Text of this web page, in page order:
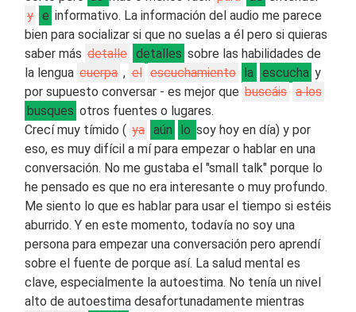
y e informativo. La información del audio me parece
bien para socializar si que no suelas a él pero si quieras
saber más detalle detalles sobre las habilidades de
la lengua cuerpa , el escuchamiento la escucha y
por supuesto conversar - es mejor que buscáis a los
busques otros fuentes o lugares.
Crecí muy tímido ( ya aún lo soy hoy en día) y por
eso, es muy difícil a mí para empezar o hablar en una
conversación. No me gustaba el "small talk" porque lo
he pensado es que no era interesante o muy profundo.
Me siento lo que es hablar para usar el tiempo si estéis
aburrido. Y en este momento, todavía no soy una
persona para empezar una conversación pero aprendí
sobre el fuente de porque así. La salud mental es
clave, especialmente la autoestima. No tenía un nivel
alto de autoestima desafortunadamente mientras